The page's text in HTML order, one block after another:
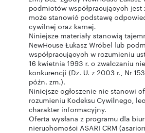
podmiotów współpracujących jest
może stanowić podstawę
cywilnej oraz karnej.
Niniejsze materiały stanowią
NewHouse Łukasz Wróbel lub
współpracujących w rozumieniu
16 kwietnia 1993 r. o zwalczaniu
konkurencji (Dz. U. z 2003 r., Nr
późn. zm.).
Niniejsze ogłoszenie nie stanowi
rozumieniu Kodeksu Cywilnego,
charakter informacyjny.
Oferta wysłana z programu dla biur
nieruchomości ASARI CRM